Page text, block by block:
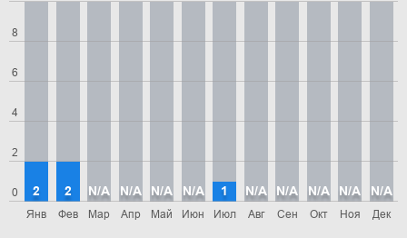
0
2
4
6
8
Янв
2
Фев
2
Мар
N/A
Апр
N/A
Май
N/A
Июн
N/A
Июл
1
Авг
N/A
Сен
N/A
Окт
N/A
Ноя
N/A
Дек
N/A